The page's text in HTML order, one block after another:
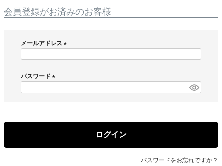
会員登録がお済みのお客様
メールアドレス
)
パスワード
ログイン
パスワードをお忘れですか？